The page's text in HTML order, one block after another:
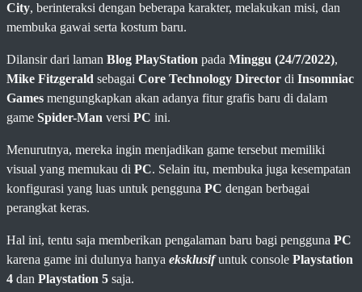
City, berinteraksi dengan beberapa karakter, melakukan misi, dan
membuka gawai serta kostum baru.
Dilansir dari laman Blog PlayStation pada Minggu (24/7/2022),
Mike Fitzgerald sebagai Core Technology Director di Insomniac
Games mengungkapkan akan adanya fitur grafis baru di dalam
game Spider-Man versi PC ini.
Menurutnya, mereka ingin menjadikan game tersebut memiliki
visual yang memukau di PC. Selain itu, membuka juga kesempatan
konfigurasi yang luas untuk pengguna PC dengan berbagai
perangkat keras.
Hal ini, tentu saja memberikan pengalaman baru bagi pengguna PC
karena game ini dulunya hanya eksklusifuntuk console Playstation
4 dan Playstation 5 saja.